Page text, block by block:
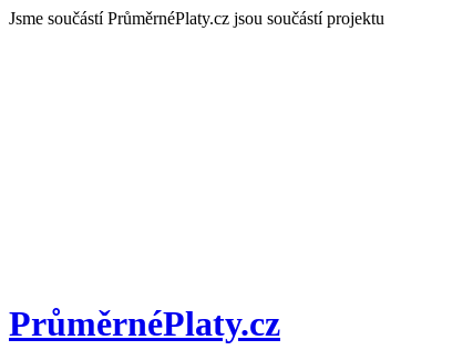
Jsme součástí PrůměrnéPlaty.cz jsou součástí projektu
PrůměrnéPlaty.cz